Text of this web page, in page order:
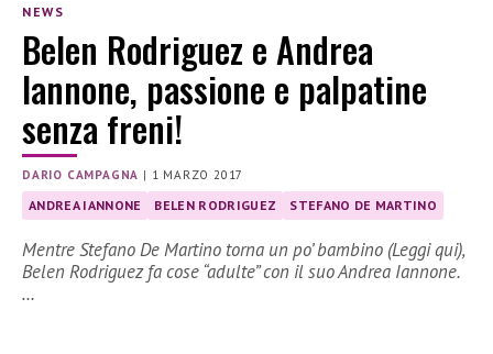
NEWS
Belen Rodriguez e Andrea
Iannone, passione e palpatine
senza freni!
DARIO CAMPAGNA | 1 MARZO 2017
ANDREA IANNONE BELEN RODRIGUEZ STEFANO DE MARTINO
Mentre Stefano De Martino torna un po’ bambino (Leggi qui),
Belen Rodriguez fa cose “adulte” con il suo Andrea Iannone.
…